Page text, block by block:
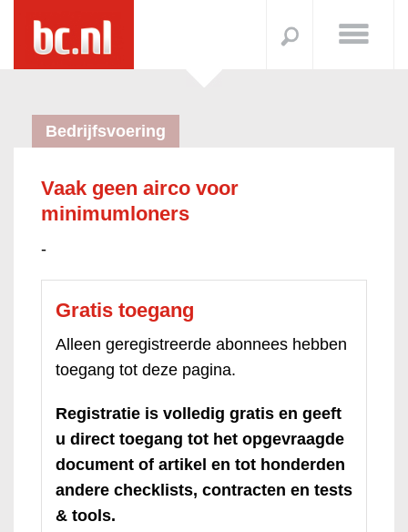
Bedrijfsvoering
Vaak geen airco voor
minimumloners
-
Gratis toegang
Alleen geregistreerde abonnees hebben
toegang tot deze pagina.
Registratie is volledig gratis en geeft
u direct toegang tot het opgevraagde
document of artikel en tot honderden
andere checklists, contracten en tests
& tools.